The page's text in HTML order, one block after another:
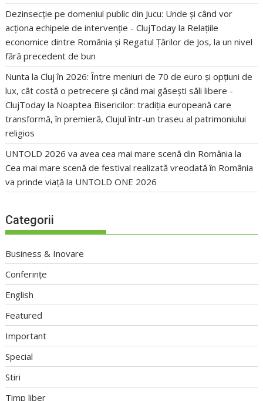
Dezinsecție pe domeniul public din Jucu: Unde și când vor
acționa echipele de intervenție - ClujToday la Relațiile
economice dintre România și Regatul Țărilor de Jos, la un nivel
fără precedent de bun
Nunta la Cluj în 2026: Între meniuri de 70 de euro și opțiuni de
lux, cât costă o petrecere și când mai găsești săli libere -
ClujToday la Noaptea Bisericilor: tradiția europeană care
transformă, în premieră, Clujul într-un traseu al patrimoniului
religios
UNTOLD 2026 va avea cea mai mare scenă din România la
Cea mai mare scenă de festival realizată vreodată în România
va prinde viață la UNTOLD ONE 2026
Categorii
Business & Inovare
Conferințe
English
Featured
Important
Special
Stiri
Timp liber